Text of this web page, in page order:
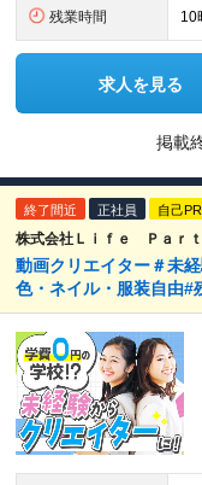
残業時間 10
求人を見る
掲載
終了間近 正社員 自己
株式会社Ｌｉｆｅ Ｐａｒｔ
動画クリエイター＃未
色・ネイル・服装自由#